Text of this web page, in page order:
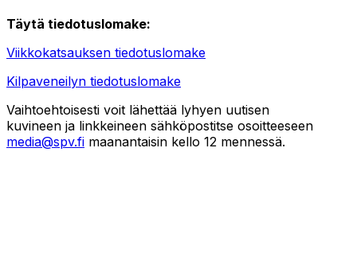
Täytä tiedotuslomake:
Viikkokatsauksen tiedotuslomake
Kilpaveneilyn tiedotuslomake
Vaihtoehtoisesti voit lähettää lyhyen uutisen
kuvineen ja linkkeineen sähköpostitse osoitteeseen
media@spv.fi maanantaisin kello 12 mennessä.